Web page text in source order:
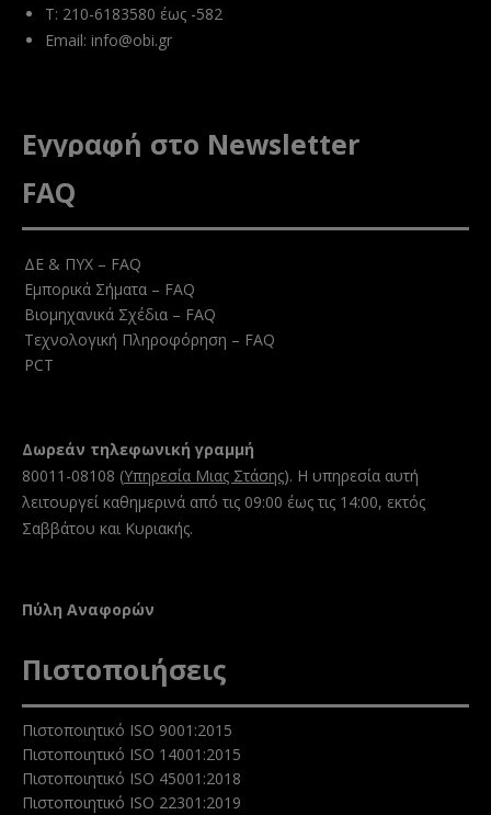
T: 210-6183580 έως -582
Email: info@obi.gr
Εγγραφή στο Newsletter
FAQ
ΔΕ & ΠΥΧ – FAQ
Εμπορικά Σήματα – FAQ
Βιομηχανικά Σχέδια – FAQ
Τεχνολογική Πληροφόρηση – FAQ
PCT
Δωρεάν τηλεφωνική γραμμή
80011-08108 (Υπηρεσία Μιας Στάσης). Η υπηρεσία αυτή
λειτουργεί καθημερινά από τις 09:00 έως τις 14:00, εκτός
Σαββάτου και Κυριακής.
Πύλη Αναφορών
Πιστοποιήσεις
Πιστοποιητικό ISO 9001:2015
Πιστοποιητικό ISO 14001:2015
Πιστοποιητικό ISO 45001:2018
Πιστοποιητικό ISO 22301:2019